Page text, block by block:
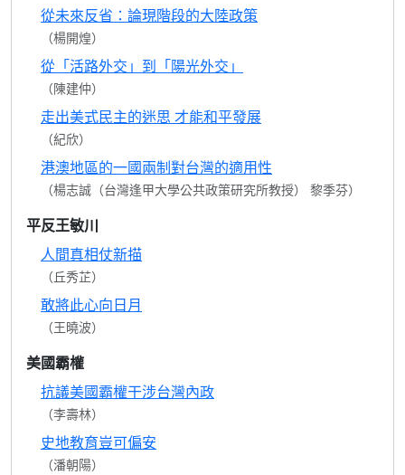
從未來反省：論現階段的大陸政策
（楊開煌）
從「活路外交」到「陽光外交」
（陳建仲）
走出美式民主的迷思 才能和平發展
（紀欣）
港澳地區的一國兩制對台灣的適用性
（楊志誠（台灣逢甲大學公共政策研究所教授） 黎季芬）
平反王敏川
人間真相仗新描
（丘秀芷）
敢將此心向日月
（王曉波）
美國霸權
抗議美國霸權干涉台灣內政
（李壽林）
史地教育豈可偏安
（潘朝陽）